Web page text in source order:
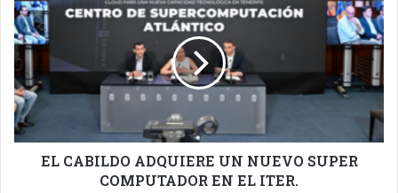
CABILDO
ADQUIERE
UN
NUEVO
SUPER
COMPUTADOR
EN
EL
EL CABILDO ADQUIERE UN NUEVO SUPER
COMPUTADOR EN EL ITER.